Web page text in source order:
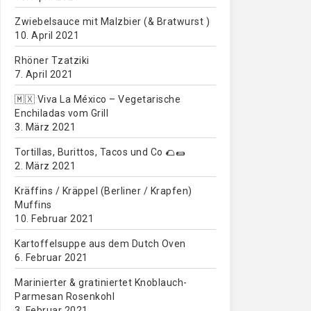
Zwiebelsauce mit Malzbier (& Bratwurst )
10. April 2021
Rhöner Tzatziki
7. April 2021
🇲🇽 Viva La México – Vegetarische
Enchiladas vom Grill
3. März 2021
Tortillas, Burittos, Tacos und Co 🌮🌯
2. März 2021
Kräffins / Kräppel (Berliner / Krapfen)
Muffins
10. Februar 2021
Kartoffelsuppe aus dem Dutch Oven
6. Februar 2021
Marinierter & gratiniertet Knoblauch-
Parmesan Rosenkohl